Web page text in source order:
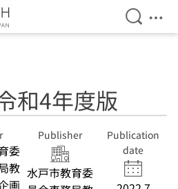
Open
和4年度版
委
教
画
Publisher
水戸市教育委
Publication
date